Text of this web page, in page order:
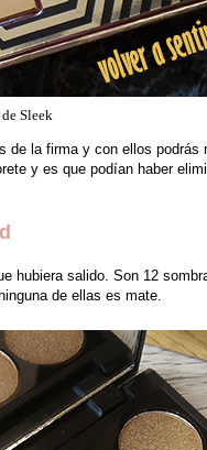
Sleek
de la firma y con ellos podrás
y es que podían haber
hubiera salido. Son 12
de ellas es mate.